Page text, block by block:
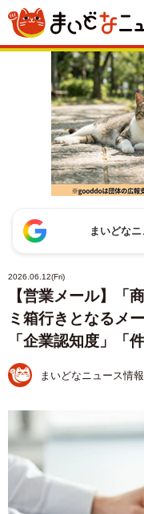
まいどな
2026.06.12(Fri)
【営業メール】「
ミ箱行きとなるメ
「企業認知度」「
まいどなニュース情